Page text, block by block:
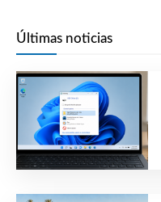
Últimas noticias